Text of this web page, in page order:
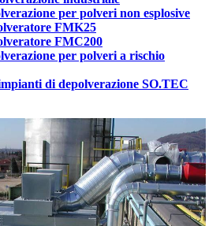
per polveri non esplosive
FMK25
FMC200
per polveri a rischio
di depolverazione SO.TEC